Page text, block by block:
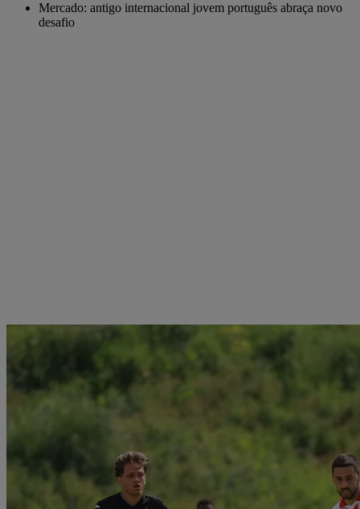
Mercado: antigo internacional jovem português abraça novo
desafio